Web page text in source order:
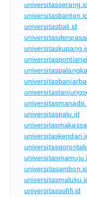
universitasserang.id
universitasbanten.id
universitasbali.id
universitaspalu.id
universitasambon.id
universitassofifi.id